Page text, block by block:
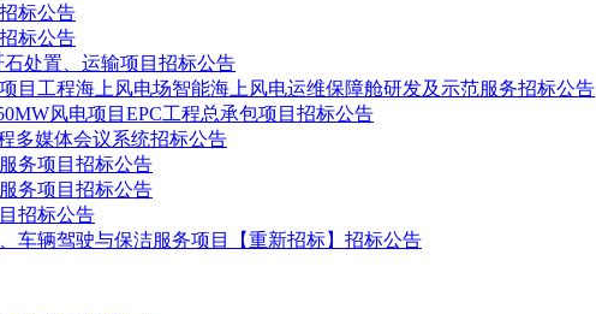
标公告
标公告
石处置、运输项目招标公告
目工程海上风电场智能海上风电运维保障舱研发及示范服务招标公告
风电项目EPC工程总承包项目招标公告
多媒体会议系统招标公告
务项目招标公告
务项目招标公告
招标公告
车辆驾驶与保洁服务项目【重新招标】招标公告